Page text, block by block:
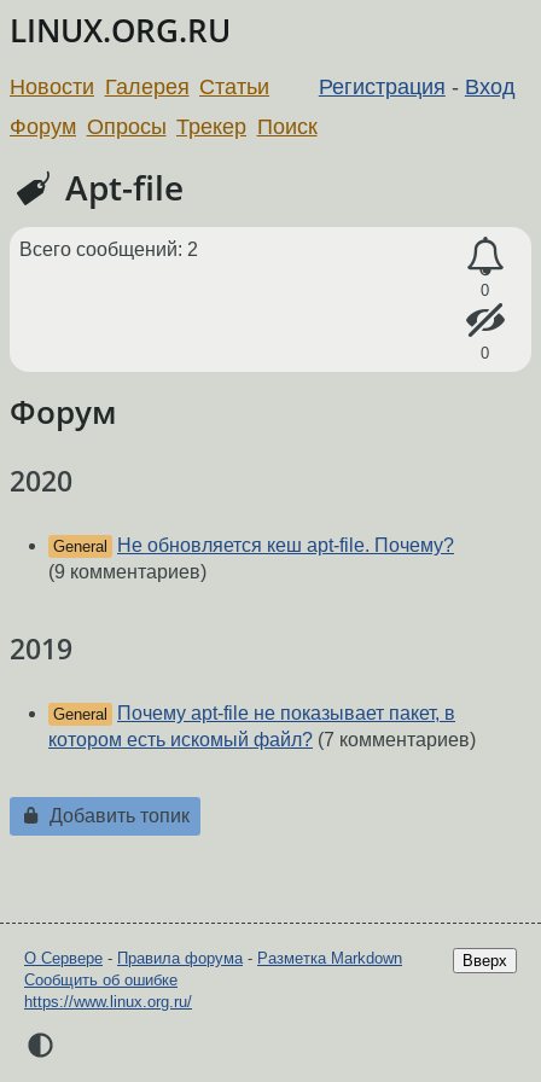
LINUX.ORG.RU
Регистрация - Вход
Новости Галерея Статьи
Форум Опросы Трекер Поиск
Apt-file
0
0
Всего сообщений: 2
Форум
2020
General
Не обновляется кеш apt-file. Почему?
(9 комментариев)
2019
General
Почему apt-file не показывает пакет, в
котором есть искомый файл? (7 комментариев)
Добавить топик
Вверх
О Сервере - Правила форума - Разметка Markdown
Сообщить об ошибке
https://www.linux.org.ru/